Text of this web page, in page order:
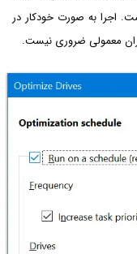
اجرا به صورت خودکار در
معمولی ضروری نیست.